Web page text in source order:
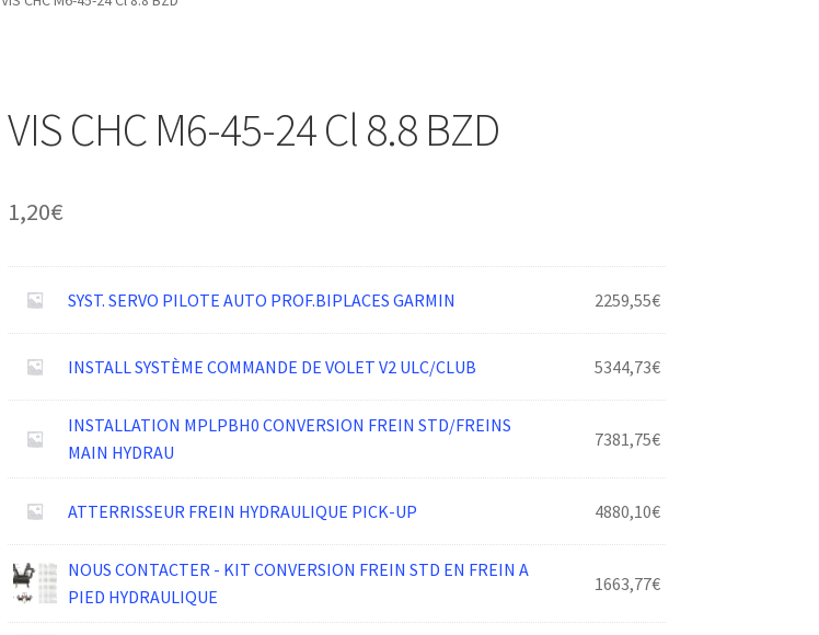
VIS CHC M6-45-24 Cl 8.8 BZD
1,20€
SYST. SERVO PILOTE AUTO PROF.BIPLACES GARMIN 2259,55€
INSTALL SYSTÈME COMMANDE DE VOLET V2 ULC/CLUB 5344,73€
INSTALLATION MPLPBH0 CONVERSION FREIN STD/FREINS
MAIN HYDRAU
7381,75€
ATTERRISSEUR FREIN HYDRAULIQUE PICK-UP 4880,10€
NOUS CONTACTER - KIT CONVERSION FREIN STD EN FREIN A
PIED HYDRAULIQUE
1663,77€